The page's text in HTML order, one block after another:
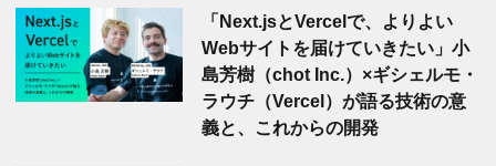
「Next.jsとVercelで、よりよい
Webサイトを届けていきたい」小
島芳樹（chot Inc.）×ギシェルモ・
ラウチ（Vercel）が語る技術の意
義と、これからの開発